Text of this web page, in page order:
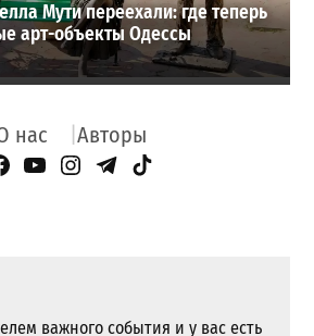
Мути переехали: где теперь
арт-объекты Одессы
нас Авторы
Page
YouTube
Instagram
Telegram
TikTok
важного события и у вас есть